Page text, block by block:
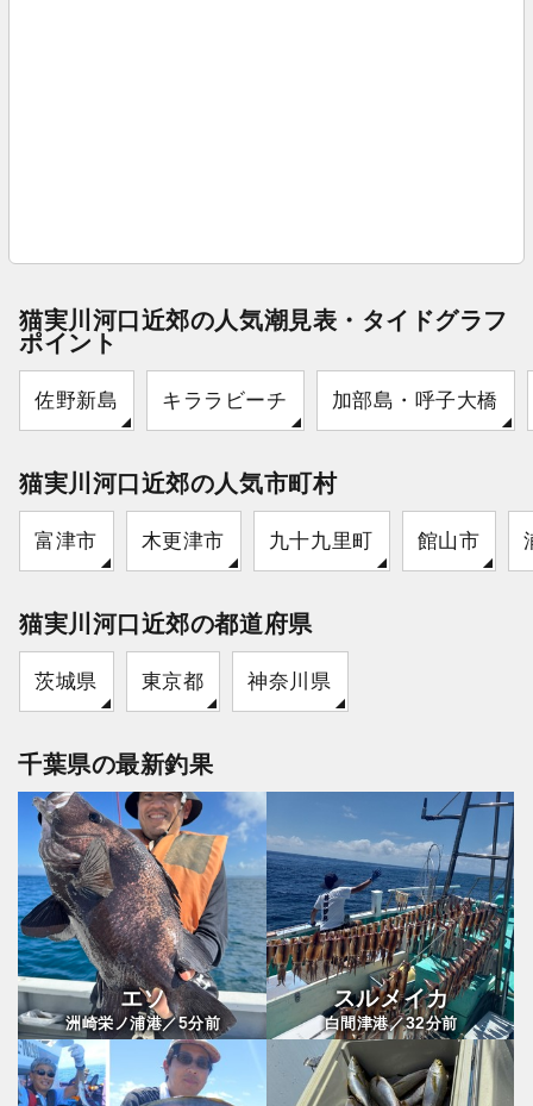
猫実川河口近郊の人気潮見表・タイドグラフ
ポイント
佐野新島 キララビーチ 加部島・呼子大橋
猫実川河口近郊の人気市町村
富津市 木更津市 九十九里町 館山市
猫実川河口近郊の都道府県
茨城県 東京都 神奈川県
千葉県の最新釣果
エソ
洲崎栄ノ浦港／5分前
スルメイカ
白間津港／32分前